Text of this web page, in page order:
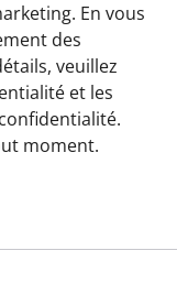
En vous
des
veuillez
et les
.
moment.